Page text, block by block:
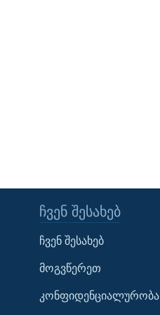
Learning English
ᲗᲕᲐᲚᲘ ᲒᲕᲐᲓᲔᲕᲜᲔᲗ
ᲩᲕᲔᲜ ᲨᲔᲡᲐᲮᲔᲑ
ჩვენ შესახებ
მოგვწერეთ
კონფიდენციალურობა